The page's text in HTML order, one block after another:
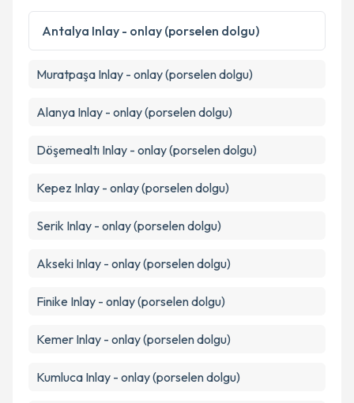
Kişisel verilerimin işlenmesine ilişkin
Aydınlatma
Metni'ni okudum ve kişisel verilerimin belirtilen
Takvim Talebini Gönder
Antalya Inlay - onlay (porselen dolgu)
Muratpaşa Inlay - onlay (porselen dolgu)
Alanya Inlay - onlay (porselen dolgu)
Döşemealtı Inlay - onlay (porselen dolgu)
Kepez Inlay - onlay (porselen dolgu)
Serik Inlay - onlay (porselen dolgu)
Akseki Inlay - onlay (porselen dolgu)
Finike Inlay - onlay (porselen dolgu)
Kemer Inlay - onlay (porselen dolgu)
Kumluca Inlay - onlay (porselen dolgu)